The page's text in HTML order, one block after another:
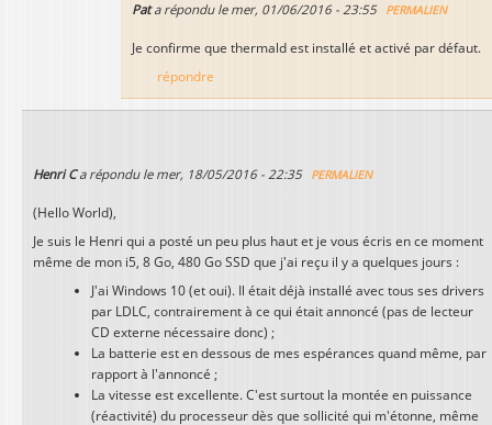
Pata répondu le mer, 01/06/2016 - 23:55 PERMALIEN
Je confirme que thermald est installé et activé par défaut.
répondre
Henri Ca répondu le mer, 18/05/2016 - 22:35 PERMALIEN
(Hello World),
Je suis le Henri qui a posté un peu plus haut et je vous écris en ce moment
même de mon i5, 8 Go, 480 Go SSD que j'ai reçu il y a quelques jours :
J'ai Windows 10 (et oui). Il était déjà installé avec tous ses drivers
par LDLC, contrairement à ce qui était annoncé (pas de lecteur
CD externe nécessaire donc) ;
La batterie est en dessous de mes espérances quand même, par
rapport à l'annoncé ;
La vitesse est excellente. C'est surtout la montée en puissance
(réactivité) du processeur dès que sollicité qui m'étonne, même